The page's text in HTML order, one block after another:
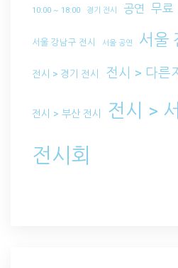
10:00 ~ 18:00 경기 전시 공연 무료
서울 강남구 전시 서울 공연 서울
전시 > 경기 전시 전시 > 다른
전시 > 부산 전시 전시 >
전시회